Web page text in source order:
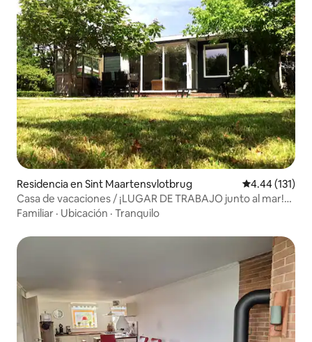
Residencia en Sint Maartensvlotbrug Calificación
4.44 (131)
Casa de vacaciones / ¡LUGAR DE TRABAJO junto al mar!
La Strandhut
Familiar · Ubicación · Tranquilo